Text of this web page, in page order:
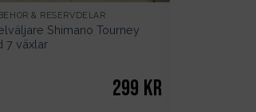
& RESERVDELAR
Shimano Tourney
7 växlar
299 kr